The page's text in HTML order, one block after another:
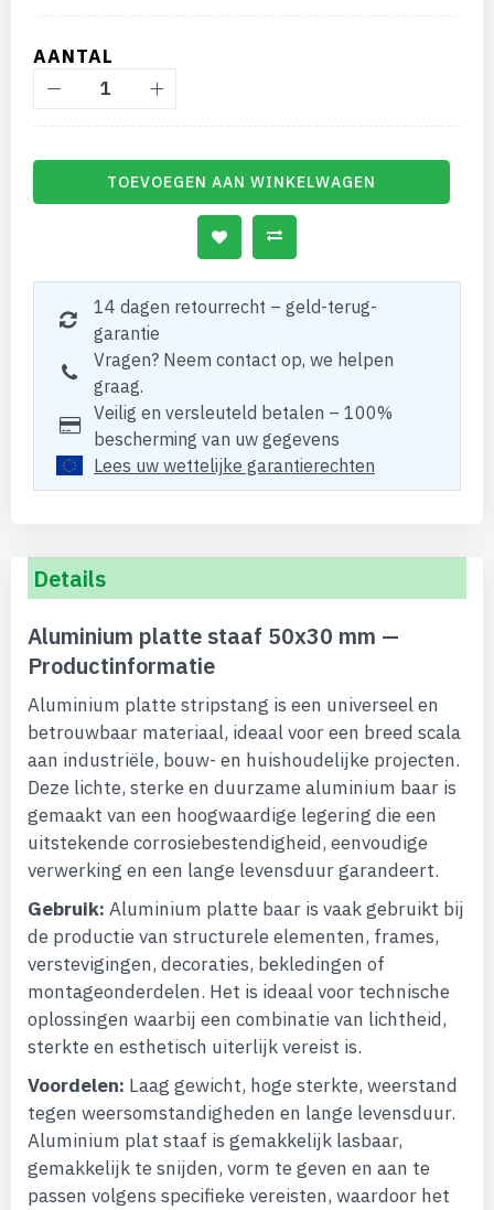
AANTAL
TOEVOEGEN AAN WINKELWAGEN
14 dagen retourrecht – geld-terug-
garantie
Vragen? Neem contact op, we helpen
graag.
Veilig en versleuteld betalen – 100%
bescherming van uw gegevens
Lees uw wettelijke garantierechten
Details
Aluminium platte staaf 50x30 mm —
Productinformatie
Aluminium platte stripstang is een universeel en
betrouwbaar materiaal, ideaal voor een breed scala
aan industriële, bouw- en huishoudelijke projecten.
Deze lichte, sterke en duurzame aluminium baar is
gemaakt van een hoogwaardige legering die een
uitstekende corrosiebestendigheid, eenvoudige
verwerking en een lange levensduur garandeert.
Gebruik: Aluminium platte baar is vaak gebruikt bij
de productie van structurele elementen, frames,
verstevigingen, decoraties, bekledingen of
montageonderdelen. Het is ideaal voor technische
oplossingen waarbij een combinatie van lichtheid,
sterkte en esthetisch uiterlijk vereist is.
Voordelen: Laag gewicht, hoge sterkte, weerstand
tegen weersomstandigheden en lange levensduur.
Aluminium plat staaf is gemakkelijk lasbaar,
gemakkelijk te snijden, vorm te geven en aan te
passen volgens specifieke vereisten, waardoor het